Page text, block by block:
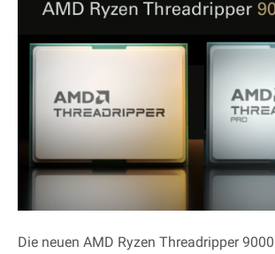
Die neuen AMD Ryzen Threadripper